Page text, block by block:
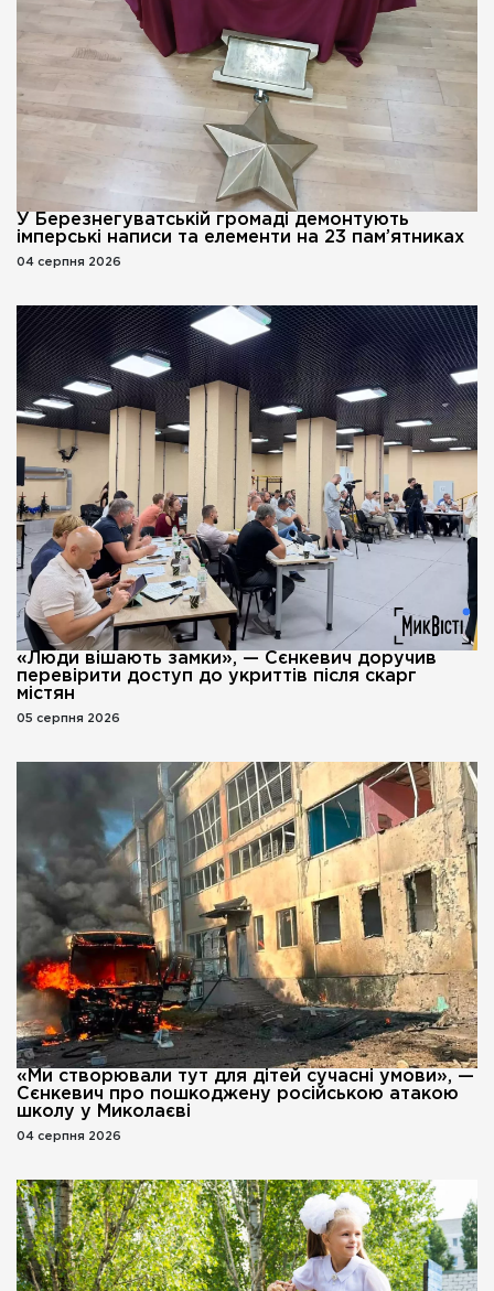
У Березнегуватській громаді демонтують
імперські написи та елементи на 23 пам’ятниках
04 серпня 2026
«Люди вішають замки», — Сєнкевич доручив
перевірити доступ до укриттів після скарг
містян
05 серпня 2026
«Ми створювали тут для дітей сучасні умови», —
Сєнкевич про пошкоджену російською атакою
школу у Миколаєві
04 серпня 2026